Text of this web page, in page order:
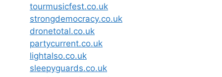
tourmusicfest.co.uk
strongdemocracy.co.uk
dronetotal.co.uk
partycurrent.co.uk
lightalso.co.uk
sleepyguards.co.uk